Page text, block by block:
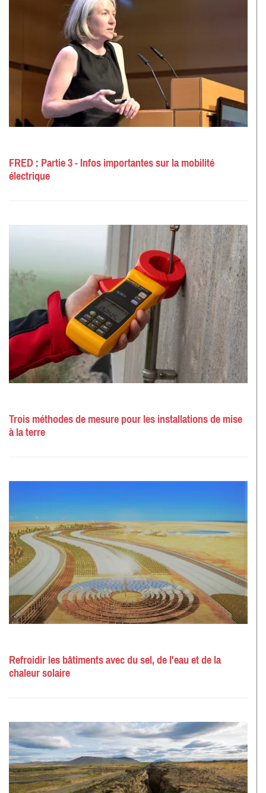
FRED : Partie 3 - Infos importantes sur la mobilité
électrique
Trois méthodes de mesure pour les installations de mise
à la terre
Refroidir les bâtiments avec du sel, de l'eau et de la
chaleur solaire